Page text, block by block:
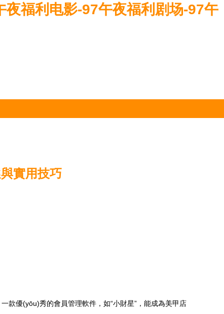
福利电影-97午夜福利剧场-97午
實用技巧
款優(yōu)秀的會員管理軟件，如“小財星”，能成為美甲店